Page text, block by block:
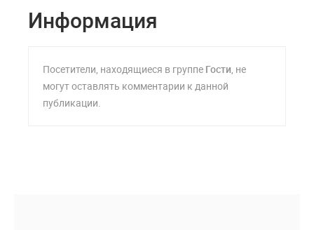
Информация
Посетители, находящиеся в группе Гости, не
могут оставлять комментарии к данной
публикации.